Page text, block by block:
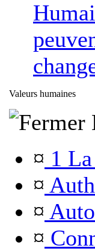
Valeurs humaines
¤ 1
¤
¤
¤